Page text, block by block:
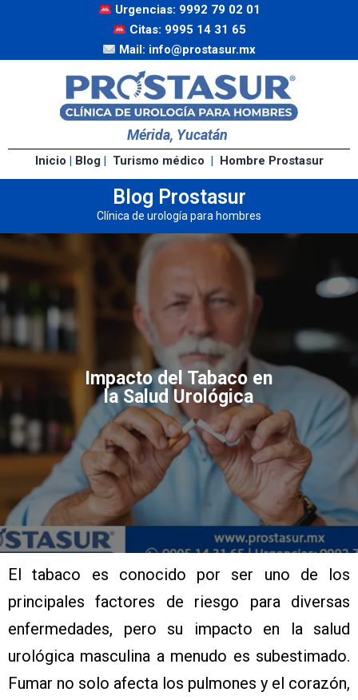
Urgencias: 9992 79 02 01
Citas: 9995 14 31 65
Mail: info@prostasur.mx
Mérida, Yucatán
Inicio | Blog| Turismo médico | Hombre Prostasur
Blog Prostasur
Clínica de urología para hombres
Impacto del Tabaco en
la Salud Urológica
El tabaco es conocido por ser uno de los
principales factores de riesgo para diversas
enfermedades, pero su impacto en la salud
urológica masculina a menudo es subestimado.
Fumar no solo afecta los pulmones y el corazón,